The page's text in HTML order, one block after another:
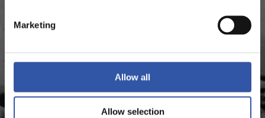
Marketing
Allow all
Allow selection
hizo la Real en temporadas pasadas, qué resultados
obtuvo cualquier jugador que haya pasado por el
club o los datos de todos los entrenadores de la